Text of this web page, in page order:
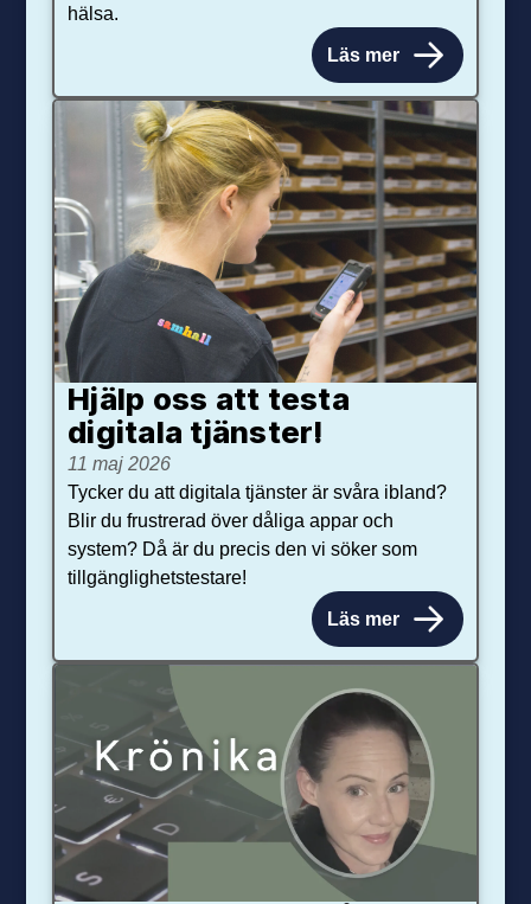
hälsa.
Läs mer
Hjälp oss att testa
digitala tjänster!
11 maj 2026
Tycker du att digitala tjänster är svåra ibland?
Blir du frustrerad över dåliga appar och
system? Då är du precis den vi söker som
tillgänglighetstestare!
Läs mer